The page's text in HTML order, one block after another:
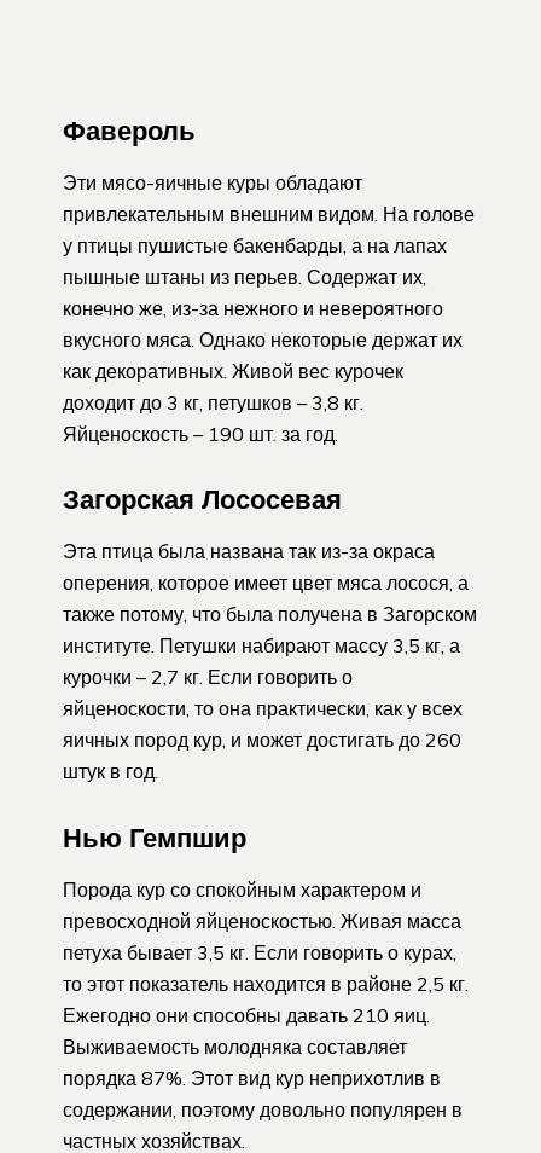
Фавероль
Эти мясо-яичные куры обладают
привлекательным внешним видом. На голове
у птицы пушистые бакенбарды, а на лапах
пышные штаны из перьев. Содержат их,
конечно же, из-за нежного и невероятного
вкусного мяса. Однако некоторые держат их
как декоративных. Живой вес курочек
доходит до 3 кг, петушков – 3,8 кг.
Яйценоскость – 190 шт. за год.
Загорская Лососевая
Эта птица была названа так из-за окраса
оперения, которое имеет цвет мяса лосося, а
также потому, что была получена в Загорском
институте. Петушки набирают массу 3,5 кг, а
курочки – 2,7 кг. Если говорить о
яйценоскости, то она практически, как у всех
яичных пород кур, и может достигать до 260
штук в год.
Нью Гемпшир
Порода кур со спокойным характером и
превосходной яйценоскостью. Живая масса
петуха бывает 3,5 кг. Если говорить о курах,
то этот показатель находится в районе 2,5 кг.
Ежегодно они способны давать 210 яиц.
Выживаемость молодняка составляет
порядка 87%. Этот вид кур неприхотлив в
содержании, поэтому довольно популярен в
частных хозяйствах.